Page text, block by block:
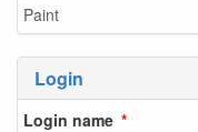
Paint
Login
Login name